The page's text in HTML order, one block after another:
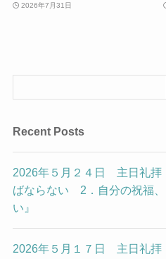
2026年7月31日
Recent Posts
2026年５月２４日 主日礼拝
ばならない 2．自分の祝福
い』
2026年５月１７日 主日礼拝